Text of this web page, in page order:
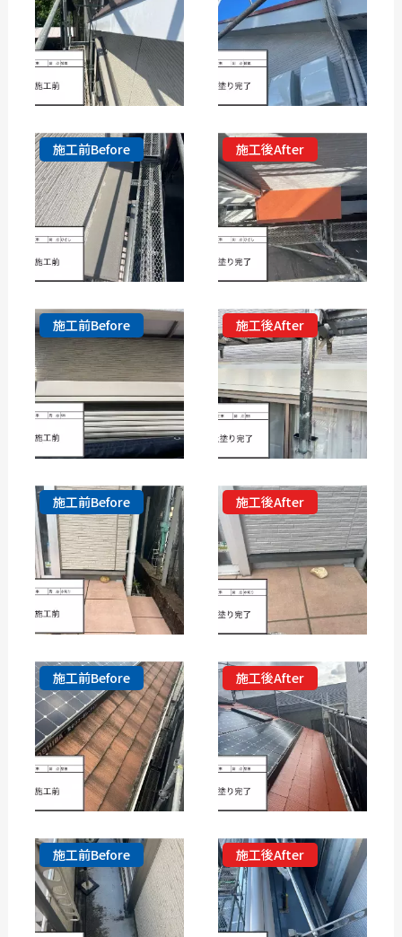
施工前Before 施工後After
施工前Before 施工後After
施工前Before 施工後After
施工前Before 施工後After
施工前Before 施工後After